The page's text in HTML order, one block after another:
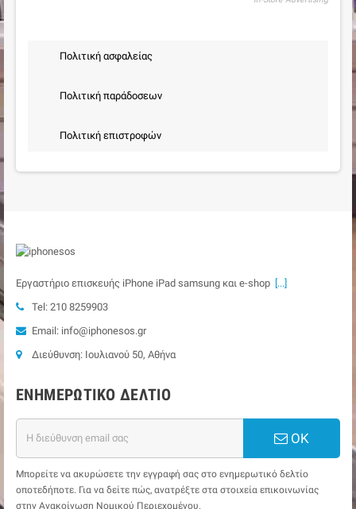
Πολιτική ασφαλείας
Πολιτική παράδοσεων
Πολιτική επιστροφών
Εργαστήριο επισκευής iPhone iPad samsung και e-shop [...]
Tel: 210 8259903
Email: info@iphonesos.gr
Διεύθυνση: Ιουλιανού 50, Αθήνα
ΕΝΗΜΕΡΩΤΙΚΌ ΔΕΛΤΊΟ
ΟΚ
Μπορείτε να ακυρώσετε την εγγραφή σας στο ενημερωτικό δελτίο
οποτεδήποτε. Για να δείτε πώς, ανατρέξτε στα στοιχεία επικοινωνίας
στην Ανακοίνωση Νομικού Περιεχομένου.